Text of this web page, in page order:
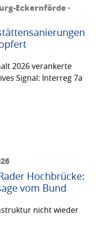
Eckernförde ·
2026 verankerte
Signal: Interreg 7a
Hochbrücke:
vom Bund
nicht wieder